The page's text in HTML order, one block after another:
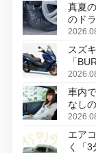
真夏
のド
スズ
「
変更
車内
なし
エア
く「